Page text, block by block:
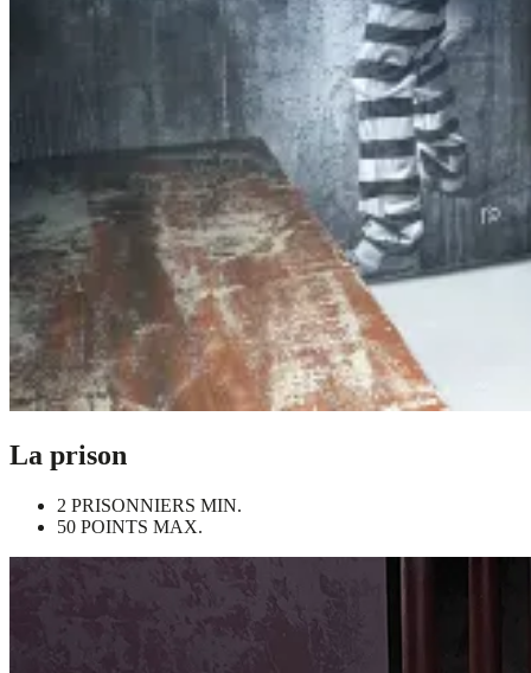
La prison
2 PRISONNIERS MIN.
50 POINTS MAX.